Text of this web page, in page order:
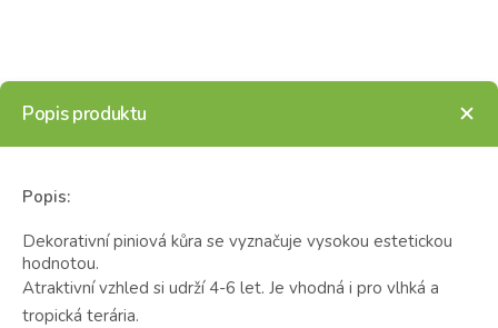
Popis produktu
Popis:
Dekorativní piniová kůra se vyznačuje vysokou estetickou
hodnotou.
Atraktivní vzhled si udrží 4-6 let. Je vhodná i pro vlhká a
tropická terária.